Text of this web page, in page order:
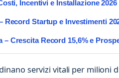
Incentivi e Installazione 2026
Record Startup e Investimenti
– Crescita Record 15,6% e
servizi vitali per milioni